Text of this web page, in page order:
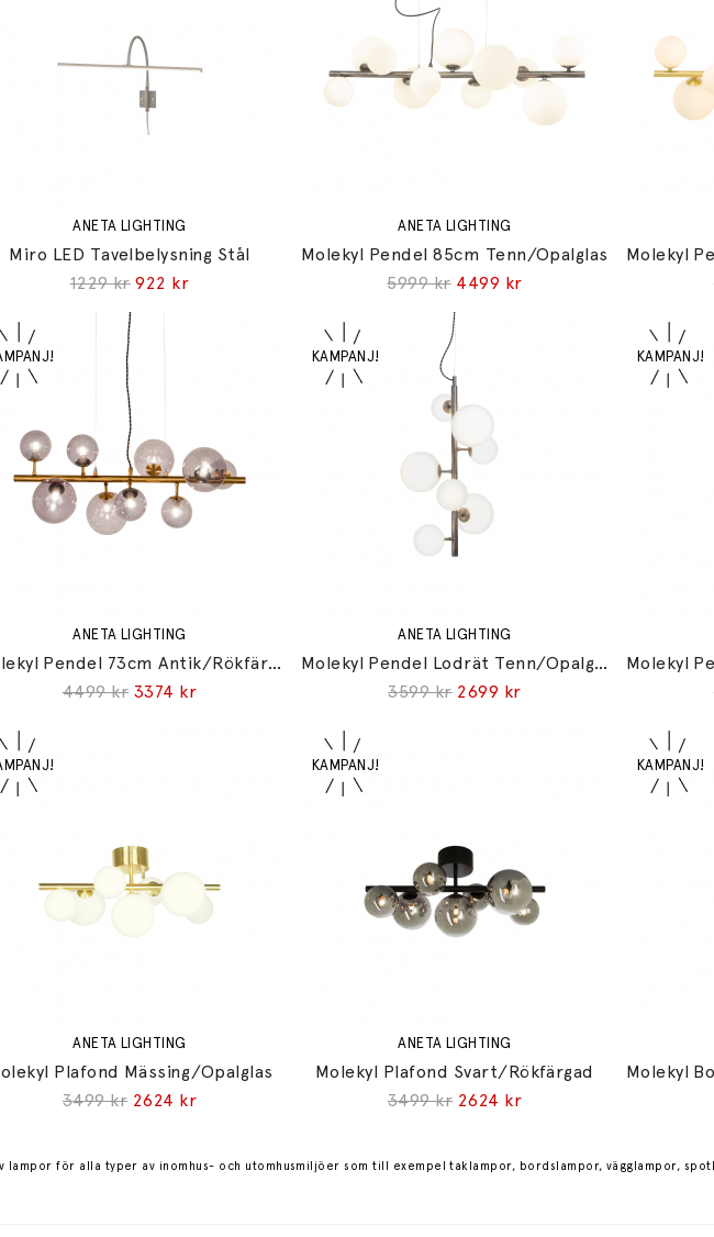
ANETA LIGHTING
Miro LED Tavelbelysning Stål
1229 kr 922 kr
ANETA LIGHTING
Molekyl Pendel 85cm Tenn/Opalglas
5999 kr 4499 kr
ANETA LIGHTING
Molekyl Pendel 73cm Antik/Rökfärgad
4499 kr 3374 kr
ANETA LIGHTING
Molekyl Pendel Lodrät Tenn/Opalglas
3599 kr 2699 kr
ANETA LIGHTING
Plafond Mässing/Opalglas
3499 kr 2624 kr
ANETA LIGHTING
Molekyl Plafond Svart/Rökfärgad
3499 kr 2624 kr
lampor för alla typer av inomhus- och utomhusmiljöer som till exempeltaklampor, bordslampor, vägglampor,